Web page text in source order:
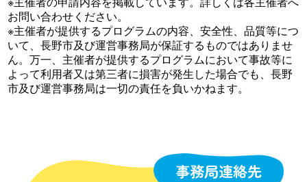
お問い合わせください。
※主催者が提供するプログラムの内容、安全性、品質等につ
いて、長野市及び運営事務局が保証するものではありませ
ん。万一、主催者が提供するプログラムにおいて事故等に
よって利用者又は第三者に損害が発生した場合でも、長野
市及び運営事務局は一切の責任を負いかねます。
事務局連絡先